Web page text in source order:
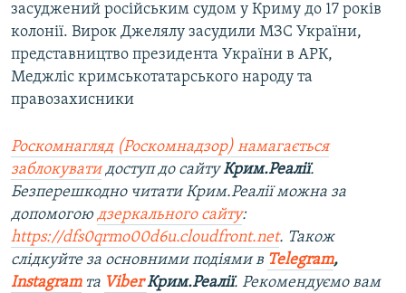
засуджений російським судом у Криму до 17 років
колонії. Вирок Джелялу засудили МЗС України,
представництво президента України в АРК,
Меджліс кримськотатарського народу та
правозахисники
Роскомнагляд (Роскомнадзор) намагається
заблокуватидоступ до сайтуКрим.Реалії.
Безперешкодно читати Крим.Реалії можна за
допомогою дзеркального сайту:
https://dfs0qrmo00d6u.cloudfront.net. Також
слідкуйте за основними подіями в Telegram,
Instagramта ViberКрим.Реалії. Рекомендуємо вам